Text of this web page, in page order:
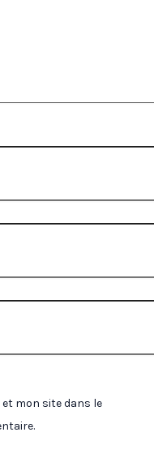
mon site dans le